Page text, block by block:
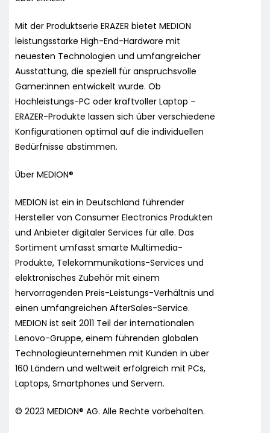
Mit der Produktserie ERAZER bietet MEDION
leistungsstarke High-End-Hardware mit
neuesten Technologien und umfangreicher
Ausstattung, die speziell für anspruchsvolle
Gamer:innen entwickelt wurde. Ob
Hochleistungs-PC oder kraftvoller Laptop –
ERAZER-Produkte lassen sich über verschiedene
Konfigurationen optimal auf die individuellen
Bedürfnisse abstimmen.
Über MEDION®
MEDION ist ein in Deutschland führender
Hersteller von Consumer Electronics Produkten
und Anbieter digitaler Services für alle. Das
Sortiment umfasst smarte Multimedia-
Produkte, Telekommunikations-Services und
elektronisches Zubehör mit einem
hervorragenden Preis-Leistungs-Verhältnis und
einen umfangreichen AfterSales-Service.
MEDION ist seit 2011 Teil der internationalen
Lenovo-Gruppe, einem führenden globalen
Technologieunternehmen mit Kunden in über
160 Ländern und weltweit erfolgreich mit PCs,
Laptops, Smartphones und Servern.
© 2023 MEDION® AG. Alle Rechte vorbehalten.